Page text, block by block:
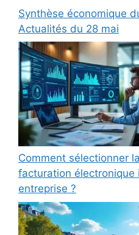
Synthèse économique
Actualités du 28 mai
Comment sélectionner
facturation électronique
entreprise ?